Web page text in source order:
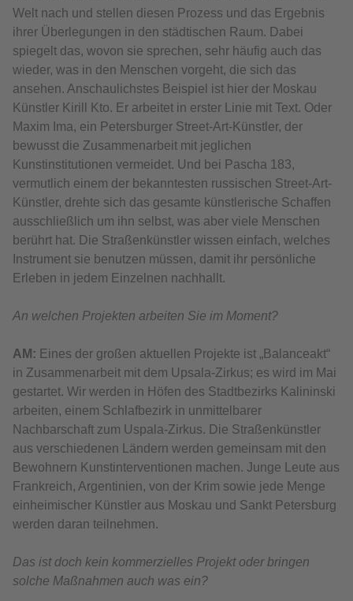
Welt nach und stellen diesen Prozess und das Ergebnis
ihrer Überlegungen in den städtischen Raum. Dabei
spiegelt das, wovon sie sprechen, sehr häufig auch das
wieder, was in den Menschen vorgeht, die sich das
ansehen. Anschaulichstes Beispiel ist hier der Moskau
Künstler Kirill Kto. Er arbeitet in erster Linie mit Text. Oder
Maxim Ima, ein Petersburger Street-Art-Künstler, der
bewusst die Zusammenarbeit mit jeglichen
Kunstinstitutionen vermeidet. Und bei Pascha 183,
vermutlich einem der bekanntesten russischen Street-Art-
Künstler, drehte sich das gesamte künstlerische Schaffen
ausschließlich um ihn selbst, was aber viele Menschen
berührt hat. Die Straßenkünstler wissen einfach, welches
Instrument sie benutzen müssen, damit ihr persönliche
Erleben in jedem Einzelnen nachhallt.
An welchen Projekten arbeiten Sie im Moment?
АМ: Eines der großen aktuellen Projekte ist „Balanceakt“
in Zusammenarbeit mit dem Upsala-Zirkus; es wird im Mai
gestartet. Wir werden in Höfen des Stadtbezirks Kalininski
arbeiten, einem Schlafbezirk in unmittelbarer
Nachbarschaft zum Uspala-Zirkus. Die Straßenkünstler
aus verschiedenen Ländern werden gemeinsam mit den
Bewohnern Kunstinterventionen machen. Junge Leute aus
Frankreich, Argentinien, von der Krim sowie jede Menge
einheimischer Künstler aus Moskau und Sankt Petersburg
werden daran teilnehmen.
Das ist doch kein kommerzielles Projekt oder bringen
solche Maßnahmen auch was ein?